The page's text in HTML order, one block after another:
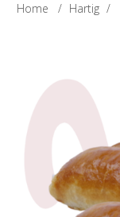
Home / Hartig /